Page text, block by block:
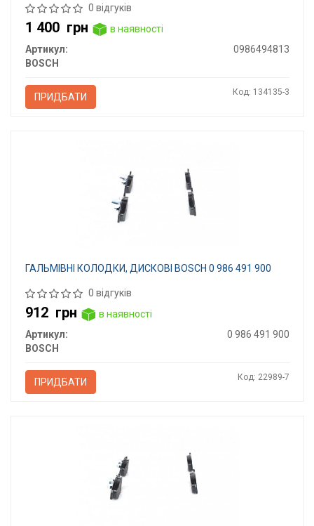
0 відгуків
1 400 грн
в наявності
Артикул:
0986494813
BOSCH
ПРИДБАТИ Код: 134135-3
ГАЛЬМІВНІ КОЛОДКИ, ДИСКОВІ BOSCH 0 986 491 900
0 відгуків
912 грн
в наявності
Артикул:
0 986 491 900
BOSCH
ПРИДБАТИ Код: 22989-7